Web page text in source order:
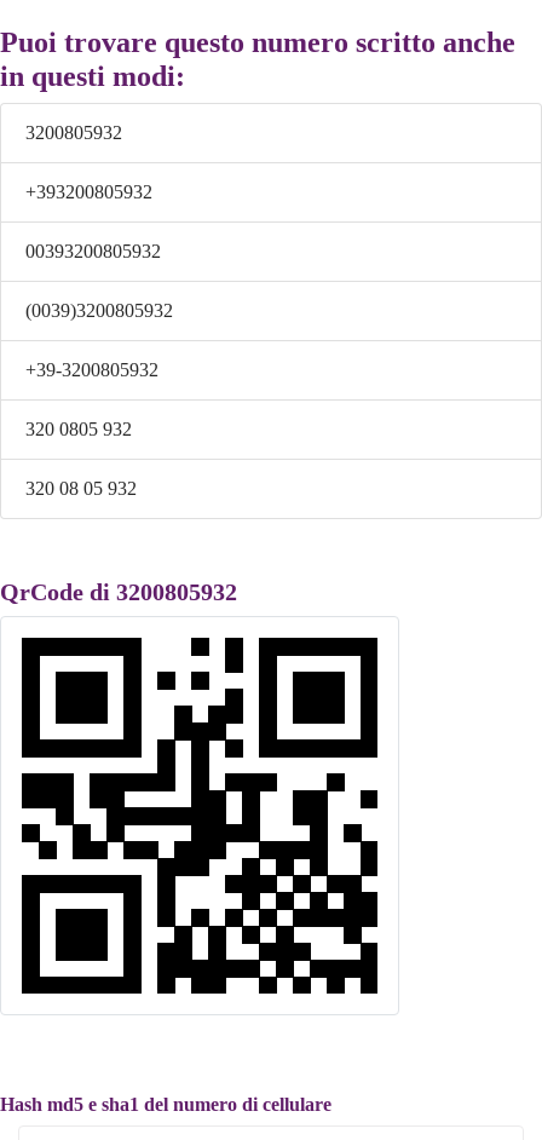
Puoi trovare questo numero scritto anche
in questi modi:
3200805932
+393200805932
00393200805932
(0039)3200805932
+39-3200805932
320 0805 932
320 08 05 932
QrCode di 3200805932
Hash md5 e sha1 del numero di cellulare